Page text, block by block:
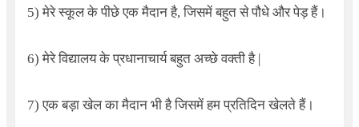
5) मेरे स्कूल के पीछे एक मैदान है,जिसमें बहुत से पौधे और पेड़ हैं।
6) मेरे विद्यालय के प्रधानाचार्य बहुत अच्छे वक्ती है |
7) एक बड़ा खेल का मैदान भी है जिसमें हम प्रतिदिन खेलते हैं।